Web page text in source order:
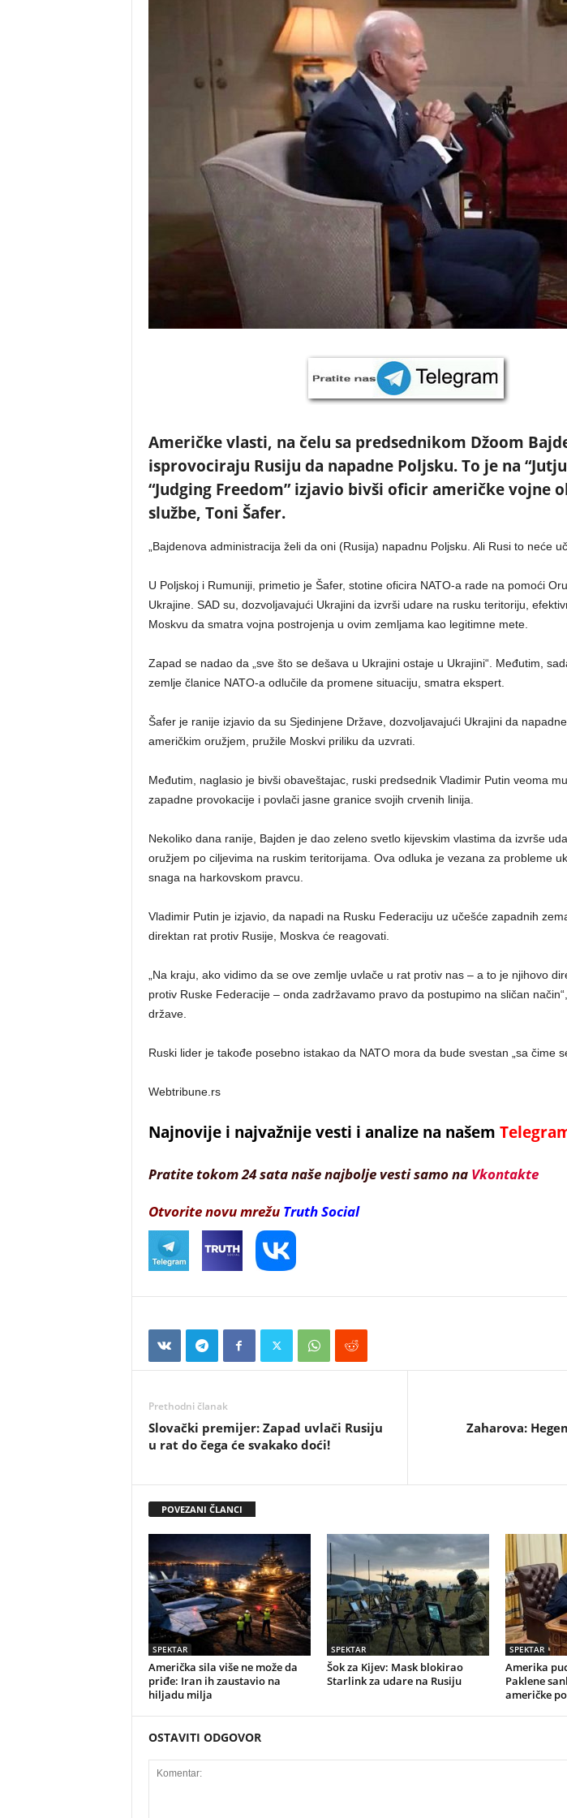
Američke vlasti, na čelu sa predsednikom Džoom
isprovociraju Rusiju da napadne Poljsku. To je na
“Judging Freedom” izjavio bivši oficir američke vojne
službe, Toni Šafer.
„Bajdenova administracija želi da oni (Rusija) napadnu Poljsku. Ali Rusi to neće
U Poljskoj i Rumuniji, primetio je Šafer, stotine oficira NATO-a rade na pomoći
Ukrajine. SAD su, dozvoljavajući Ukrajini da izvrši udare na rusku teritoriju,
Moskvu da smatra vojna postrojenja u ovim zemljama kao legitimne mete.
Zapad se nadao da „sve što se dešava u Ukrajini ostaje u Ukrajini“. Međutim,
zemlje članice NATO-a odlučile da promene situaciju, smatra ekspert.
Šafer je ranije izjavio da su Sjedinjene Države, dozvoljavajući Ukrajini da
američkim oružjem, pružile Moskvi priliku da uzvrati.
Međutim, naglasio je bivši obaveštajac, ruski predsednik Vladimir Putin veoma
zapadne provokacije i povlači jasne granice svojih crvenih linija.
Nekoliko dana ranije, Bajden je dao zeleno svetlo kijevskim vlastima da izvrše
oružjem po ciljevima na ruskim teritorijama. Ova odluka je vezana za probleme
snaga na harkovskom pravcu.
Vladimir Putin je izjavio, da napadi na Rusku Federaciju uz učešće zapadnih
direktan rat protiv Rusije, Moskva će reagovati.
„Na kraju, ako vidimo da se ove zemlje uvlače u rat protiv nas – a to je njihovo
protiv Ruske Federacije – onda zadržavamo pravo da postupimo na sličan
države.
Ruski lider je takođe posebno istakao da NATO mora da bude svestan „sa čime
Webtribune.rs
Najnovije i najvažnije vesti i analize na našem
Pratite tokom 24 sata naše najbolje vesti samo na Vkontakte
Otvorite novu mrežu Truth Social
Prethodni članak
Slovački premijer: Zapad uvlači Rusiju
u rat do čega će svakako doći!
Zaharova:
POVEZANI ČLANCI
SPEKTAR
Američka sila više ne može da
priđe: Iran ih zaustavio na
hiljadu milja
SPEKTAR
Šok za Kijev: Mask blokirao
Starlink za udare na Rusiju
SPEKTAR
Amerika
Paklene
američke
OSTAVITI ODGOVOR